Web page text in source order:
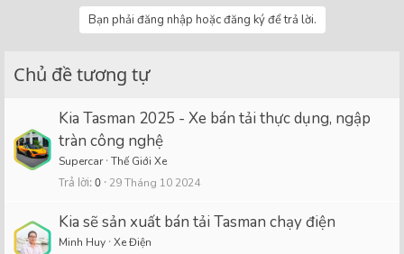
Bạn phải đăng nhập hoặc đăng ký để trả lời.
Chủ đề tương tự
Kia Tasman 2025 - Xe bán tải thực dụng, ngập
tràn công nghệ
Supercar Thế Giới Xe
Trả lời 0 29 Tháng 10 2024
Kia sẽ sản xuất bán tải Tasman chạy điện
Minh Huy Xe Điện